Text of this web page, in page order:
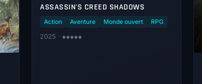
ASSASSIN'S CREED SHADOWS
Action Aventure Monde ouvert
RPG
2025 · ●●●●●